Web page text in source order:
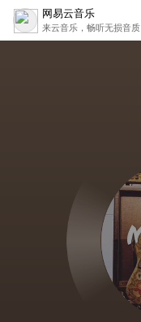
网易云音乐
来云音乐，畅听无损音质